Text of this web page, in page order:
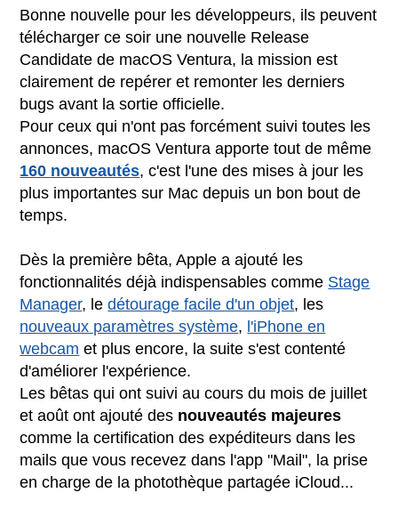
Bonne nouvelle pour les développeurs, ils peuvent
télécharger ce soir une nouvelle Release
Candidate de macOS Ventura, la mission est
clairement de repérer et remonter les derniers
bugs avant la sortie officielle.
Pour ceux qui n'ont pas forcément suivi toutes les
annonces, macOS Ventura apporte tout de même
160 nouveautés, c'est l'une des mises à jour les
plus importantes sur Mac depuis un bon bout de
temps.
Dès la première bêta, Apple a ajouté les
fonctionnalités déjà indispensables comme Stage
Manager, ledétourage facile d'un objet, les
nouveaux paramètres système, l'iPhone en
webcam et plus encore, la suite s'est contenté
d'améliorer l'expérience.
Les bêtas qui ont suivi au cours du mois de juillet
et août ont ajouté des nouveautés majeures
comme la certification des expéditeurs dans les
mails que vous recevez dans l'app "Mail", la prise
en charge de la photothèque partagée iCloud...